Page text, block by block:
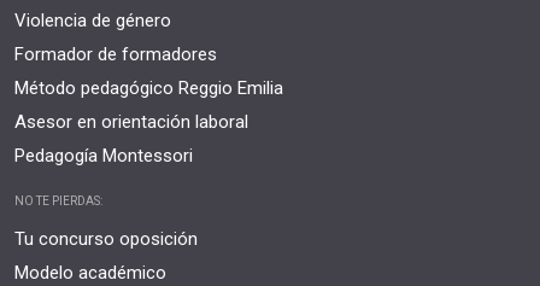
Violencia de género
Formador de formadores
Método pedagógico Reggio Emilia
Asesor en orientación laboral
Pedagogía Montessori
NO TE PIERDAS:
Tu concurso oposición
Modelo académico